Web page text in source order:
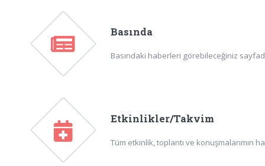
Basında
Basındaki haberleri görebileceğiniz
Etkinlikler/Takvim
Tüm etkinlik, toplantı ve konuşmalarımın